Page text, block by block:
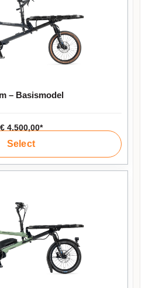
– Basismodel
€ 4.500,00*
Select